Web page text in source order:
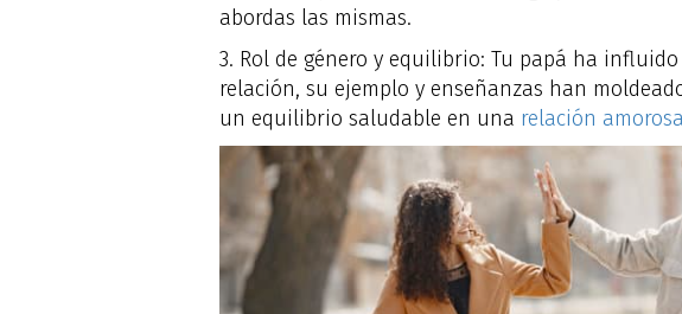
abordas las mismas.
3. Rol de género y equilibrio: Tu papá ha
relación, su ejemplo y enseñanzas han
un equilibrio saludable en una relación